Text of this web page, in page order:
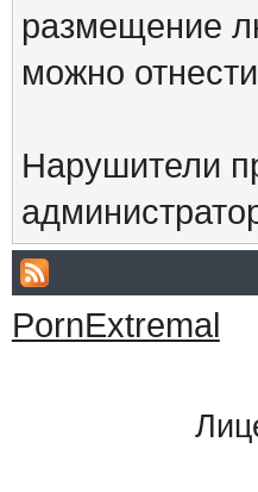
размещение
можно
Нарушители
PornExtremal